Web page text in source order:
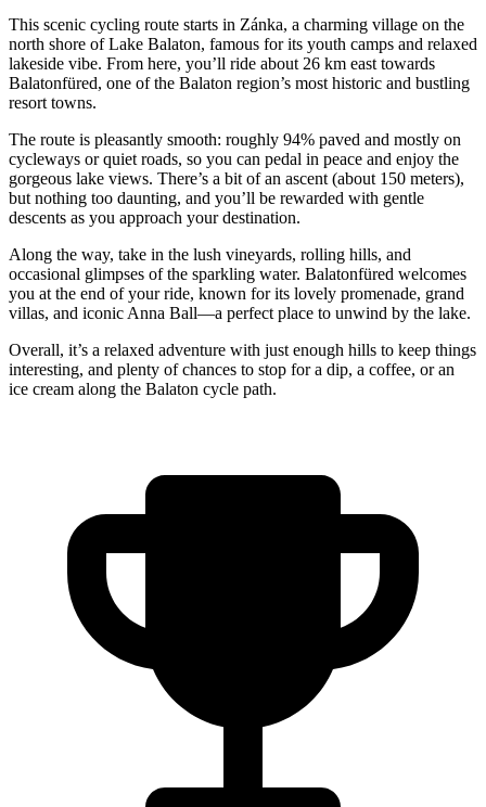
This scenic cycling route starts in Zánka, a charming village on the
north shore of Lake Balaton, famous for its youth camps and relaxed
lakeside vibe. From here, you’ll ride about 26 km east towards
Balatonfüred, one of the Balaton region’s most historic and bustling
resort towns.
The route is pleasantly smooth: roughly 94% paved and mostly on
cycleways or quiet roads, so you can pedal in peace and enjoy the
gorgeous lake views. There’s a bit of an ascent (about 150 meters),
but nothing too daunting, and you’ll be rewarded with gentle
descents as you approach your destination.
Along the way, take in the lush vineyards, rolling hills, and
occasional glimpses of the sparkling water. Balatonfüred welcomes
you at the end of your ride, known for its lovely promenade, grand
villas, and iconic Anna Ball—a perfect place to unwind by the lake.
Overall, it’s a relaxed adventure with just enough hills to keep things
interesting, and plenty of chances to stop for a dip, a coffee, or an
ice cream along the Balaton cycle path.